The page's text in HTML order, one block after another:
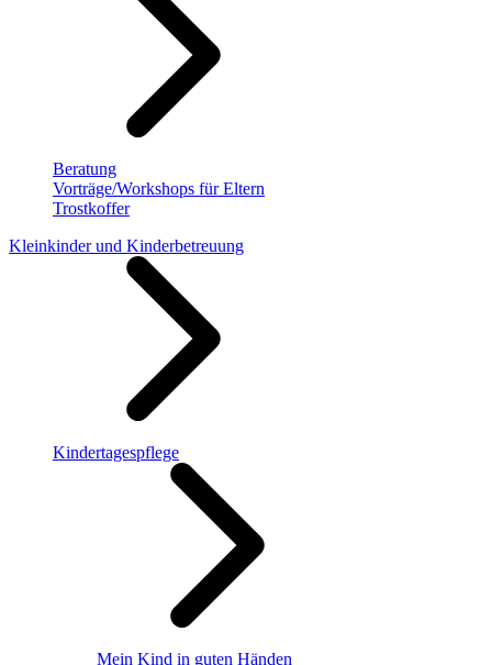
Beratung
Vorträge/Workshops für Eltern
Trostkoffer
Kleinkinder und Kinderbetreuung
Kindertagespflege
Mein Kind in guten Händen